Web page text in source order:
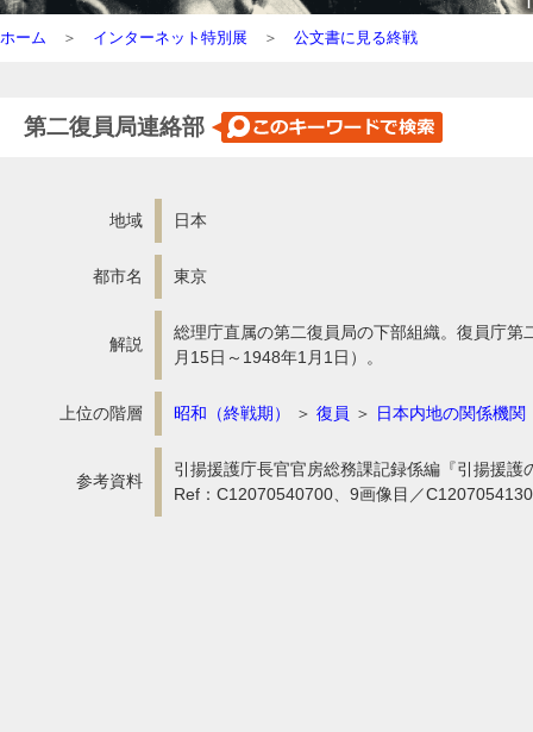
ホーム ＞ インターネット特別展 ＞ 公文書に見る終戦
第二復員局連絡部
地域 日本
都市名 東京
解説
総理庁直属の第二復員局の下部組織。復員庁
月15日～1948年1月1日）。
上位の階層 昭和（終戦期） ＞ 復員 ＞ 日本内地の関係機関
参考資料
引揚援護庁長官官房総務課記録係編『引揚援
Ref：C12070540700、9画像目／